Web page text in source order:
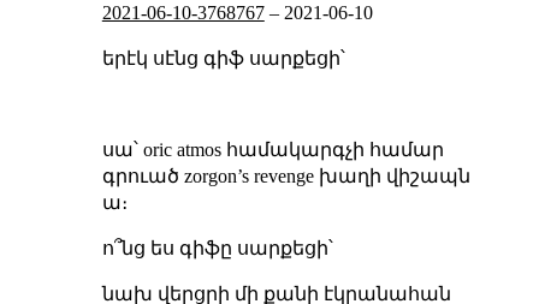
2021-06-10-3768767– 2021-06-10
երէկ սէնց գիֆ սարքեցի՝
սա՝ oric atmos համակարգչի համար
գրուած zorgon’s revenge խաղի վիշապն
ա։
ո՞նց ես գիֆը սարքեցի՝
նախ վերցրի մի քանի էկրանահան